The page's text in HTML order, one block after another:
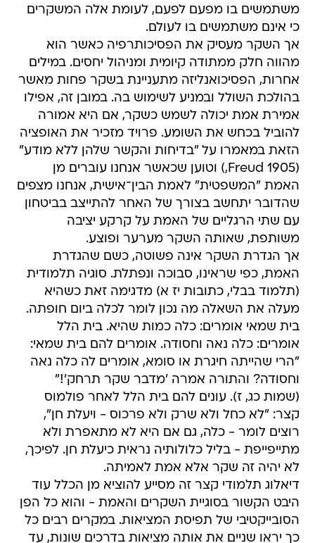
משתמשים בו מפעם לפעם, לעומת אלה המשקרים
כי אינם משתמשים בו לעולם.
אך השקר מעסיק את הפסיכותרפיה כאשר הוא
מהווה חלק ממתודה קיומית ומניהול יחסים. במילים
אחרות, הפסיכואנליזה מתעניינת בשקר פחות מאשר
בהולכת השולל ובמניע לשימוש בה. במובן זה, אפילו
אמירת אמת יכולה לשמש כשקר, אם היא אמורה
להוביל בכחש את השומע. פרויד מזכיר את האופציה
הזאת במאמרו על "בדיחות והקשר שלהן ללא מודע"
(1905 Freud,) וטוען שכאשר אנחנו עוברים מן
האמת "המשפטית" לאמת הבין־אישית, אנחנו מצפים
שהדובר יתחשב בצורך של האחר להתייצב בביטחון
עם שתי הרגליים של האמת על קרקע יציבה
משותפת, שאותה השקר מערער ופוצע.
אך הגדרת השקר אינה פשוטה, כשם שהגדרת
האמת, כפי שראינו, סבוכה ונפתלת. סוגיה תלמודית
(תלמוד בבלי, כתובות יז א) מדגימה זאת כשהיא
מעלה את השאלה מה נכון לומר לכלה ביום חופתה.
בית שמאי אומרים: כלה כמות שהיא. בית הלל
אומרים: כלה נאה וחסודה. אומרים להם בית שמאי:
"הרי שהייתה חיגרת או סומא, אומרים לה כלה נאה
וחסודה? והתורה אמרה 'מדבר שקר תרחק'!"
(שמות כג, ז). עונים להם בית הלל לאחר פולמוס
קצר: "לא כחל ולא שרק ולא פרכוס - ויעלת חן",
רוצים לומר - כלה, גם אם היא לא מתאפרת ולא
מתייפייפת - בליל כלולותיה נראית כיעלת חן. לפיכך,
לא יהיה זה שקר אלא אמת לאמיתה.
דיאלוג תלמודי קצר זה מסייע להוציא מן הכלל עוד
היבט הקשור בסוגיית השקרים והאמת - והוא כל הפן
הסובייקטיבי של תפיסת המציאות. במקרים רבים כל
כך יראו שניים את אותה מציאות בדרכים שונות, עד